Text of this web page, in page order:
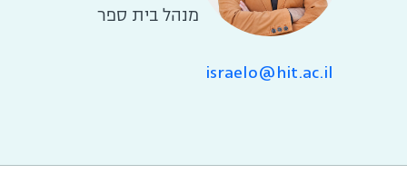
israelo@hit.ac.il
מנהל בית ספר